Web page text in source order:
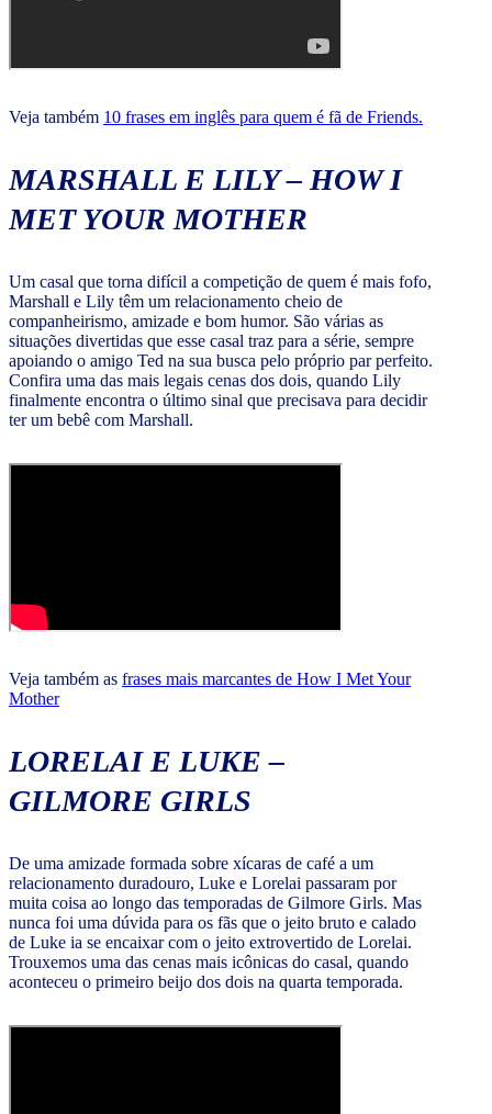
Veja também 10 frases em inglês para quem é fã de Friends.
MARSHALL E LILY – HOW I
MET YOUR MOTHER
Um casal que torna difícil a competição de quem é mais fofo,
Marshall e Lily têm um relacionamento cheio de
companheirismo, amizade e bom humor. São várias as
situações divertidas que esse casal traz para a série, sempre
apoiando o amigo Ted na sua busca pelo próprio par perfeito.
Confira uma das mais legais cenas dos dois, quando Lily
finalmente encontra o último sinal que precisava para decidir
ter um bebê com Marshall.
Veja também as frases mais marcantes de How I Met Your
Mother
LORELAI E LUKE –
GILMORE GIRLS
De uma amizade formada sobre xícaras de café a um
relacionamento duradouro, Luke e Lorelai passaram por
muita coisa ao longo das temporadas de Gilmore Girls. Mas
nunca foi uma dúvida para os fãs que o jeito bruto e calado
de Luke ia se encaixar com o jeito extrovertido de Lorelai.
Trouxemos uma das cenas mais icônicas do casal, quando
aconteceu o primeiro beijo dos dois na quarta temporada.